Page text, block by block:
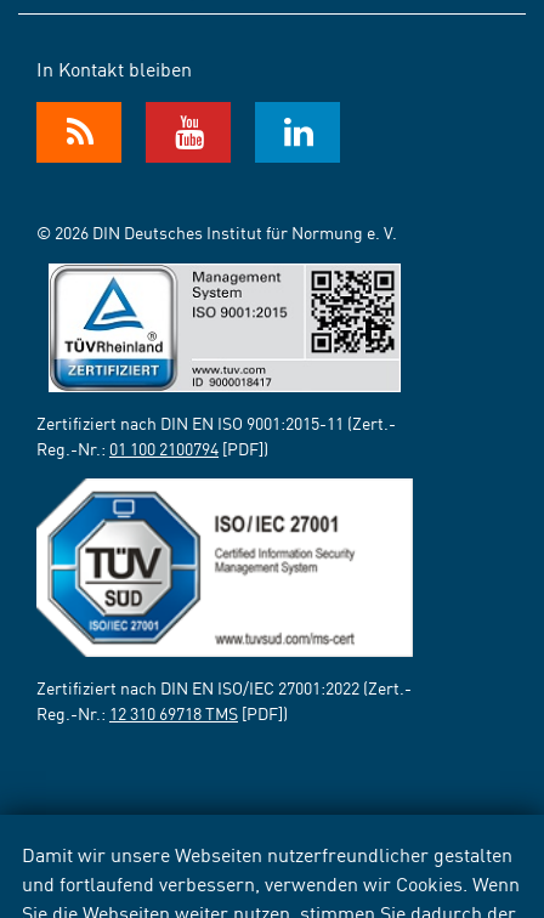
Damit wir unsere Webseiten nutzerfreundlicher gestalten
und fortlaufend verbessern, verwenden wir Cookies. Wenn
Sie die Webseiten weiter nutzen, stimmen Sie dadurch der
In Kontakt bleiben
© 2026 DIN Deutsches Institut für Normung e. V.
Zertifiziert nach DIN EN ISO 9001:2015-11 (Zert.-
Reg.-Nr.: 01 100 2100794 [PDF])
Zertifiziert nach DIN EN ISO/IEC 27001:2022 (Zert.-
Reg.-Nr.: 12 310 69718 TMS [PDF])